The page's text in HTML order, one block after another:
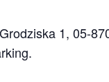
1, 05-